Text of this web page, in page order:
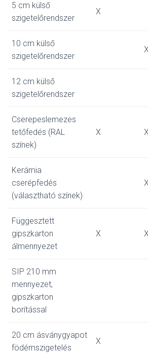
5 cm külső
szigetelőrendszer
X
10 cm külső
szigetelőrendszer
X
12 cm külső
szigetelőrendszer
Cserepeslemezes
tetőfedés (RAL
színek)
X
Kerámia
cserépfedés
(választható színek)
Függesztett
gipszkarton
álmennyezet
X X
SIP 210 mm
mennyezet,
gipszkarton
borítással
20 cm ásványgyapot
födémszigetelés
X